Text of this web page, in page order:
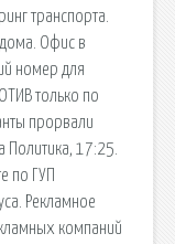
транспорта.
Офис в
номер для
только по
прорвали
Политика, 17:25.
по ГУП
Рекламное
компаний